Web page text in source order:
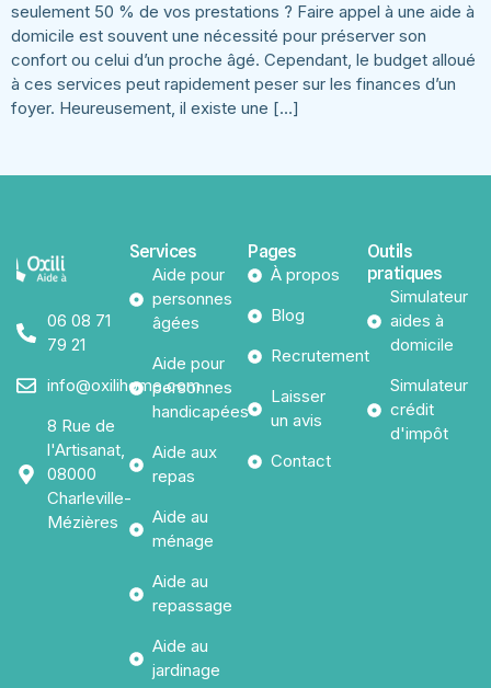
seulement 50 % de vos prestations ? Faire appel à une aide à
domicile est souvent une nécessité pour préserver son
confort ou celui d’un proche âgé. Cependant, le budget alloué
à ces services peut rapidement peser sur les finances d’un
foyer. Heureusement, il existe une […]
06 08 71
79 21
info@oxilihome.com
8 Rue de
l'Artisanat,
08000
Charleville-
Mézières
Services
Aide pour
personnes
âgées
Aide pour
personnes
handicapées
Aide aux
repas
Aide au
ménage
Aide au
repassage
Aide au
jardinage
Pages
À propos
Blog
Recrutement
Laisser
un avis
Contact
Outils
pratiques
Simulateur
aides à
domicile
Simulateur
crédit
d'impôt